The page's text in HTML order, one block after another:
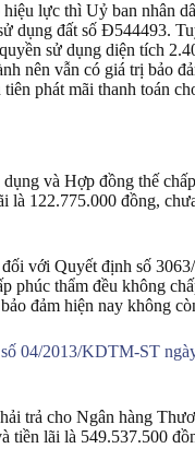
lực thì Uỷ ban nhân
dụng đất số Đ544493.
sử dụng diện tích
nên vẫn có giá trị bảo
phát mãi thanh toán
và Hợp đồng thế
là 122.775.000 đồng,
với Quyết định số
phúc thẩm đều không
đảm hiện nay không
04/2013/KDTM-ST
trả cho Ngân hàng
tiền lãi là 549.537.500